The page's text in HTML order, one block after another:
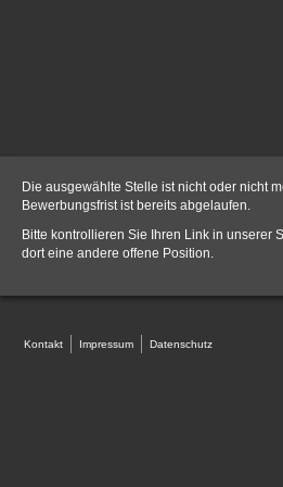
Die ausgewählte Stelle ist nicht oder nicht
Bewerbungsfrist ist bereits abgelaufen.
Bitte kontrollieren Sie Ihren Link in unserer
dort eine andere offene Position.
Kontakt Impressum Datenschutz